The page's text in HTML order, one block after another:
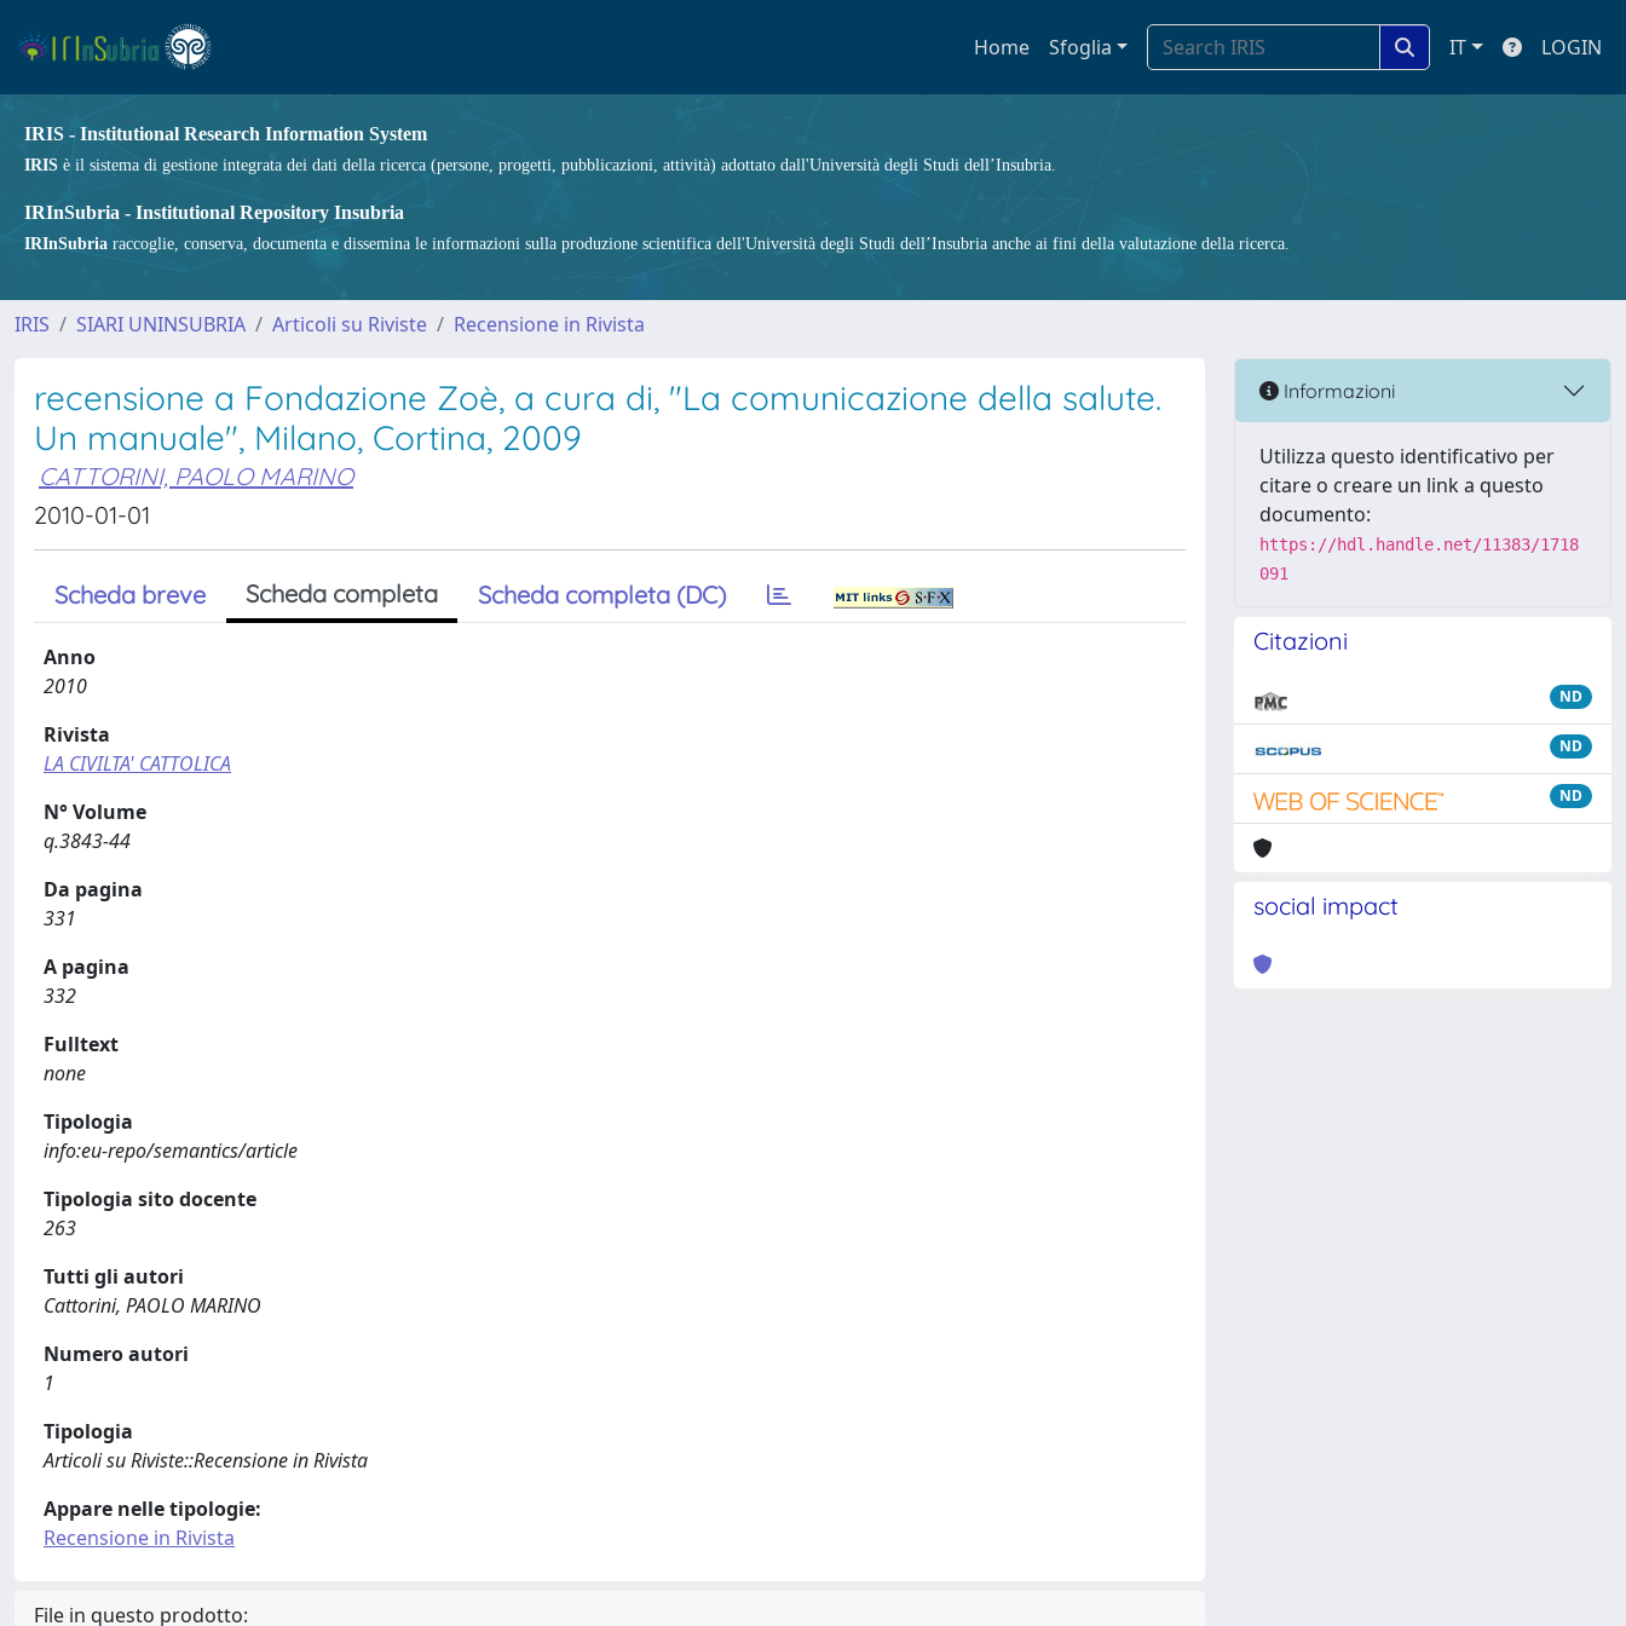
Home Sfoglia IT LOGIN
IRIS - Institutional Research Information System
IRIS è il sistema di gestione integrata dei dati della ricerca (persone, progetti, pubblicazioni, attività) adottato dall'Università degli Studi dell’Insubria.
IRInSubria - Institutional Repository Insubria
IRInSubria raccoglie, conserva, documenta e dissemina le informazioni sulla produzione scientifica dell'Università degli Studi dell’Insubria anche ai fini della valutazione della ricerca.
IRIS SIARI UNINSUBRIA Articoli su Riviste Recensione in Rivista
recensione a Fondazione Zoè, a cura di, "La comunicazione della salute.
Un manuale", Milano, Cortina, 2009
CATTORINI, PAOLO MARINO
2010-01-01
Scheda breve Scheda completa Scheda completa (DC)
Anno
2010
Rivista
LA CIVILTA' CATTOLICA
N° Volume
q.3843-44
Da pagina
331
A pagina
332
Fulltext
none
Tipologia
info:eu-repo/semantics/article
Tipologia sito docente
263
Tutti gli autori
Cattorini, PAOLO MARINO
Numero autori
1
Tipologia
Articoli su Riviste::Recensione in Rivista
Appare nelle tipologie:
Recensione in Rivista
File in questo prodotto:
Informazioni
Utilizza questo identificativo per
citare o creare un link a questo
documento:
https://hdl.handle.net/11383/1718
091
Citazioni
ND
ND
ND
social impact